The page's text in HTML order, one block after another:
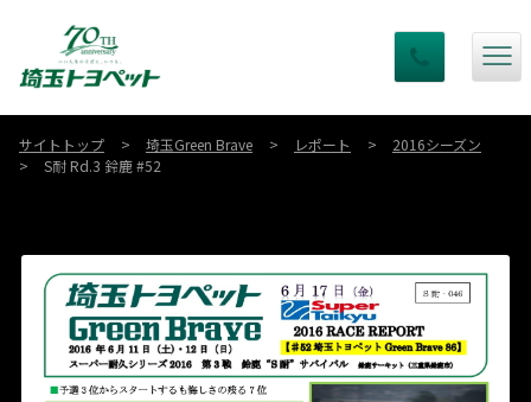
サイトトップ 埼玉Green Brave レポート
2016シーズン
S耐 Rd.3 鈴鹿 #52